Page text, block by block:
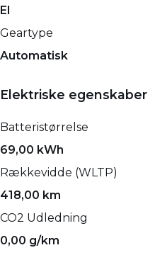
El
Geartype
Automatisk
Elektriske egenskaber
Batteristørrelse
69,00 kWh
Rækkevidde (WLTP)
418,00 km
CO2 Udledning
0,00 g/km